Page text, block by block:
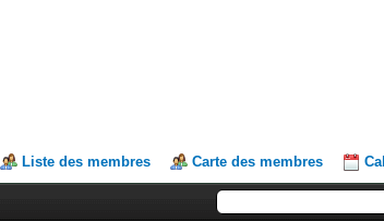
Liste des membres Carte des membres